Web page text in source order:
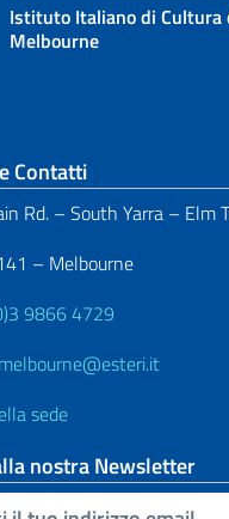
Istituto Italiano di Cultura
Melbourne
footer
Contatti
Rd. – South Yarra – Elm
– Melbourne
9866 4729
sede
nostra Newsletter